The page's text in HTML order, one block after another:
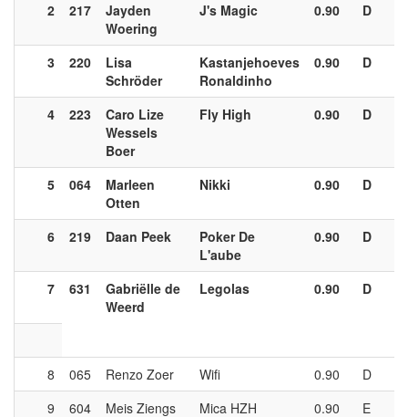
2 217
Jayden
Woering
J's Magic 0.90 D
3 220
Lisa
Schröder
Kastanjehoeves
Ronaldinho
0.90 D
4 223
Caro Lize
Wessels
Boer
Fly High 0.90 D
5 064
Marleen
Otten
Nikki 0.90 D
6 219 Daan Peek
Poker De
L'aube
0.90 D
7 631
Gabriëlle de
Weerd
Legolas 0.90 D
8 065 Renzo Zoer Wifi 0.90
D
9
604 Meis Ziengs Mica HZH 0.90
E